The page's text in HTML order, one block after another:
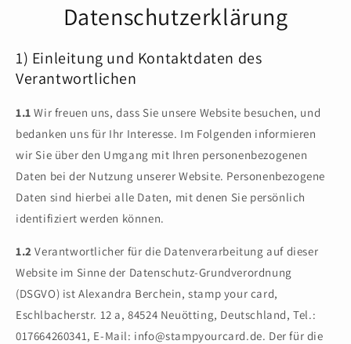
Datenschutzerklärung
1) Einleitung und Kontaktdaten des
Verantwortlichen
1.1 Wir freuen uns, dass Sie unsere Website besuchen, und
bedanken uns für Ihr Interesse. Im Folgenden informieren
wir Sie über den Umgang mit Ihren personenbezogenen
Daten bei der Nutzung unserer Website. Personenbezogene
Daten sind hierbei alle Daten, mit denen Sie persönlich
identifiziert werden können.
1.2 Verantwortlicher für die Datenverarbeitung auf dieser
Website im Sinne der Datenschutz-Grundverordnung
(DSGVO) ist Alexandra Berchein, stamp your card,
Eschlbacherstr. 12 a, 84524 Neuötting, Deutschland, Tel.:
017664260341, E-Mail: info@stampyourcard.de. Der für die